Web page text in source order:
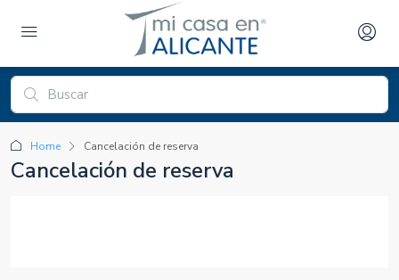
Home Cancelación de reserva
Cancelación de reserva